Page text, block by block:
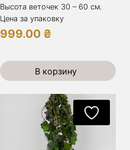
Высота веточек 30 – 60 см.
Цена за упаковку
999.00 ₴
В корзину